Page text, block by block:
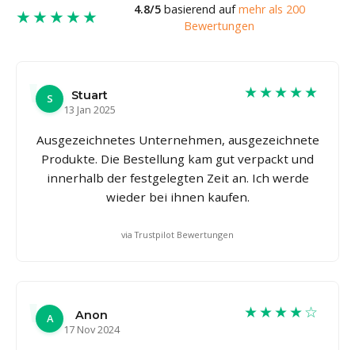
★★★★★ 4.8/5basierend aufmehr als 200
Bewertungen
S
Stuart
13 Jan 2025
★★★★★
Ausgezeichnetes Unternehmen, ausgezeichnete
Produkte. Die Bestellung kam gut verpackt und
innerhalb der festgelegten Zeit an. Ich werde
wieder bei ihnen kaufen.
via Trustpilot Bewertungen
A
Anon
17 Nov 2024
★★★★☆